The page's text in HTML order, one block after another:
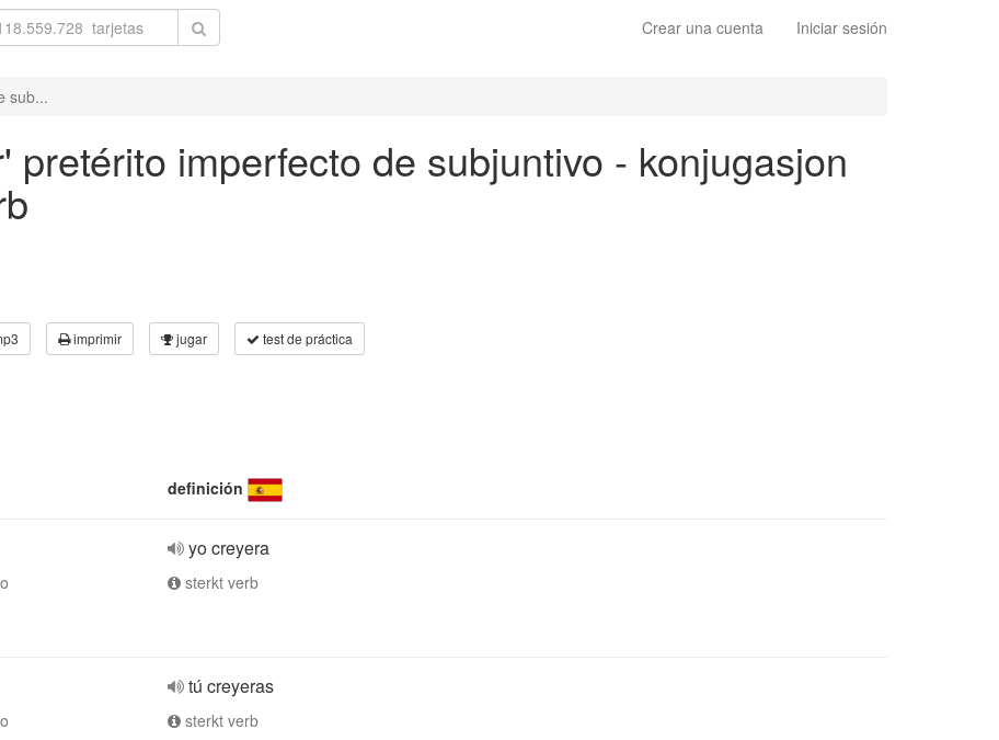
Crear una cuenta Iniciar sesión
sub...
pretérito imperfecto de subjuntivo - konjugasjon
imprimir jugar test de práctica
definición
yo creyera
sterkt verb
tú creyeras
sterkt verb